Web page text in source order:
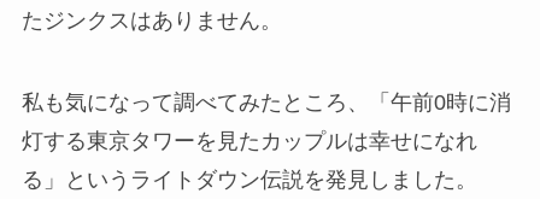
たジンクスはありません。
私も気になって調べてみたところ、
「午前0時に消
灯する東京タワーを見たカップルは幸せになれ
る」というライトダウン伝説を発見 しました。